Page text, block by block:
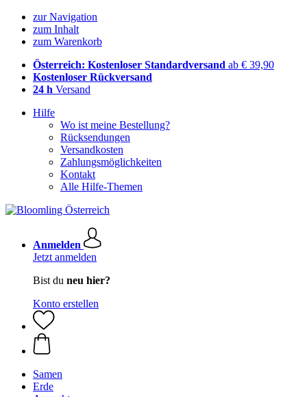
zur Navigation
zum Inhalt
zum Warenkorb
Österreich: Kostenloser Standardversand ab € 39,90
Kostenloser Rückversand
24 h Versand
Hilfe
Wo ist meine Bestellung?
Rücksendungen
Versandkosten
Zahlungsmöglichkeiten
Kontakt
Alle Hilfe-Themen
Anmelden
Jetzt anmelden
Bist du neu hier?
Konto erstellen
Samen
Erde